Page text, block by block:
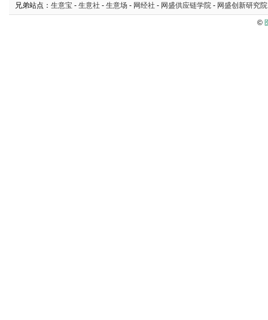
兄弟站点： 生意宝 - 生意社 - 生意场 - 网经社 - 网盛供应链学院 - 网盛创新研究院
©